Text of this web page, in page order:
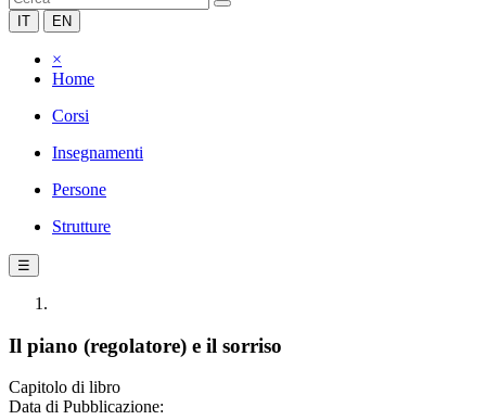
IT EN
×
Home
Corsi
Insegnamenti
Persone
Strutture
☰
Il piano (regolatore) e il sorriso
Capitolo di libro
Data di Pubblicazione: